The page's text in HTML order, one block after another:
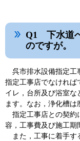
Q1 下水道
のですが。
呉市排水設備指定工
指定工事店でなければ
イレ，台所及び浴室な
ます。なお，浄化槽は
指定工事店との契約
容，工事費及び施工期
また，工事に着手す